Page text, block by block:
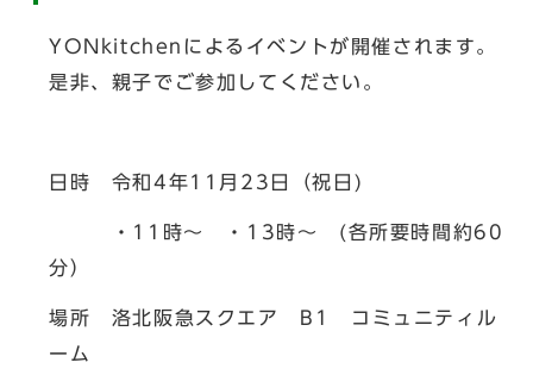
YONkitchenによるイベントが開催されます。
是非、親子でご参加してください。
日時 令和4年11月23日（祝日)
・11時～ ・13時～ (各所要時間約60
分）
場所 洛北阪急スクエア B1 コミュニティル
ーム